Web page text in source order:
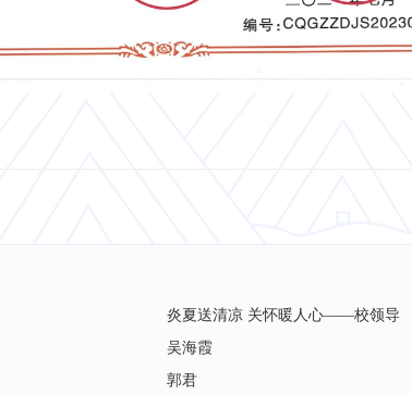
炎夏送清凉 关怀暖人心——校领导
吴海霞
郭君